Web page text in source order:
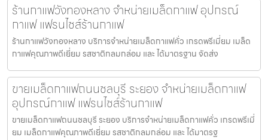
ร้านกาแฟวังทองหลาง จำหน่ายเมล็ดกาแฟ อุปกรณ์
กาแฟ แฟรนไชส์ร้านกาแฟ
ร้านกาแฟวังทองหลาง บริการจำหน่ายเมล็ดกาแฟคั่ว เกรดพรีเมี่ยม เมล็ด
กาแฟคุณภาพดีเยี่ยม รสชาติกลมกล่อม และ ได้มาตรฐาน จัดส่ง
ขายเมล็ดกาแฟถนนชลบุรี ระยอง จำหน่ายเมล็ดกาแฟ
อุปกรณ์กาแฟ แฟรนไชส์ร้านกาแฟ
ขายเมล็ดกาแฟถนนชลบุรี ระยอง บริการจำหน่ายเมล็ดกาแฟคั่ว เกรดพรีเมี่
ยม เมล็ดกาแฟคุณภาพดีเยี่ยม รสชาติกลมกล่อม และ ได้มาตรฐ